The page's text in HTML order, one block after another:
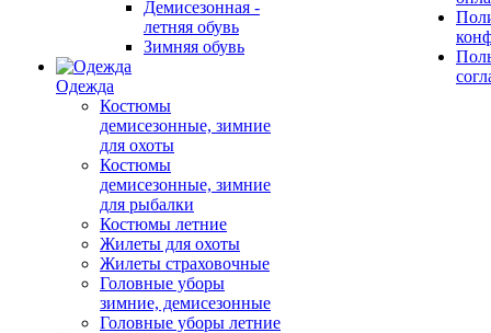
Демисезонная -
летняя обувь
Зимняя обувь
Одежда
Костюмы
демисезонные, зимние
для охоты
Костюмы
демисезонные, зимние
для рыбалки
Костюмы летние
Жилеты для охоты
Жилеты страховочные
Головные уборы
зимние, демисезонные
Головные уборы летние